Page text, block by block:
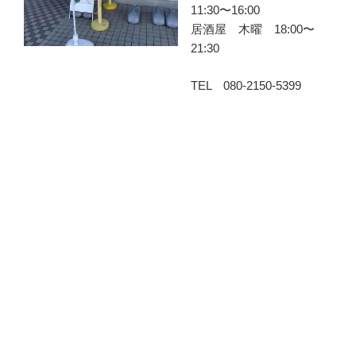
11:30〜16:00
居酒屋 木曜 18:00〜
21:30
TEL 080-2150-5399